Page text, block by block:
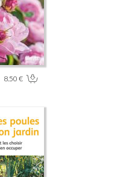
8.50 €